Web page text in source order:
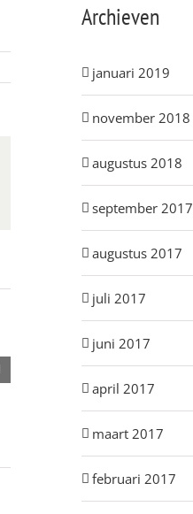
augustus 3rd, 2018 | 0 Reacties
Archieven
januari 2019
november 2018
augustus 2018
september 2017
augustus 2017
juli 2017
juni 2017
april 2017
maart 2017
februari 2017